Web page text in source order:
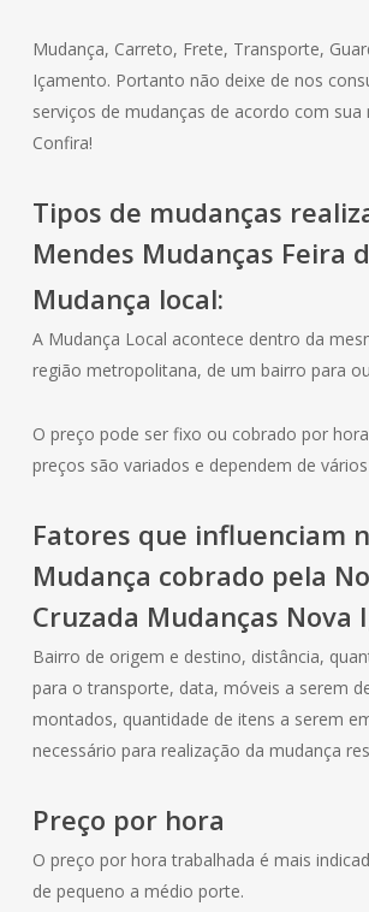
Mudança, Carreto, Frete, Transporte,
Içamento. Portanto não deixe de nos
serviços de mudanças de acordo com sua
Confira!
Tipos de mudanças
Mendes Mudanças Feira
Mudança local:
A Mudança Local acontece dentro da
região metropolitana, de um bairro para
O preço pode ser fixo ou cobrado por
preços são variados e dependem de
Fatores que influenciam
Mudança cobrado pela
Cruzada Mudanças Nova
Bairro de origem e destino, distância,
para o transporte, data, móveis a serem
montados, quantidade de itens a serem
necessário para realização da mudança
Preço por hora
O preço por hora trabalhada é mais
de pequeno a médio porte.